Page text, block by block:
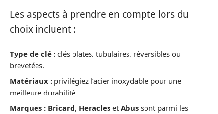
Les aspects à prendre en compte lors du
choix incluent :
Type de clé : clés plates, tubulaires, réversibles ou
brevetées.
Matériaux : privilégiez l’acier inoxydable pour une
meilleure durabilité.
Marques : Bricard, Heracles et Abus sont parmi les